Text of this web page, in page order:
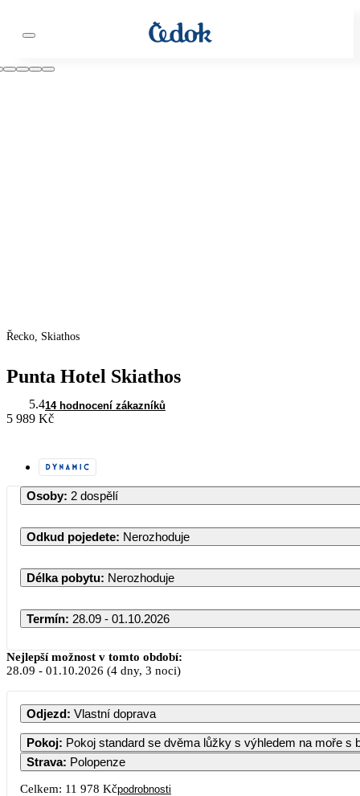
Řecko, Skiathos
Punta Hotel Skiathos
5.414 hodnocení zákazníků
5 989 Kč
Osoby: 2 dospělí
Odkud pojedete: Nerozhoduje
Délka pobytu: Nerozhoduje
Termín: 28.09 - 01.10.2026
Nejlepší možnost v tomto období:
28.09 - 01.10.2026 (4 dny, 3 noci)
Odjezd: Vlastní doprava
Pokoj: Pokoj standard se dvěma lůžky s výhledem na moře s
Strava: Polopenze
Celkem: 11 978 Kčpodrobnosti